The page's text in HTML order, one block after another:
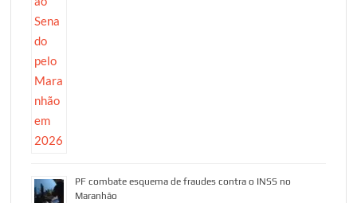
PF combate esquema de fraudes contra o INSS no
Maranhão